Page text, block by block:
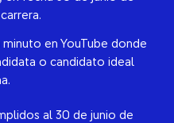
en YouTube donde
o candidato ideal
al 30 de junio de